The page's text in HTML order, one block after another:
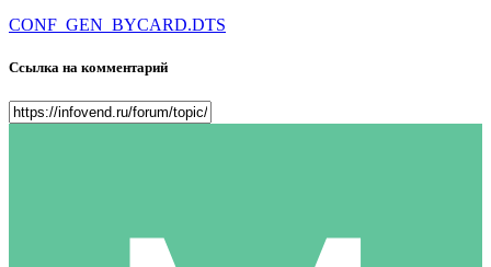
CONF_GEN_BYCARD.DTS
Ссылка на комментарий